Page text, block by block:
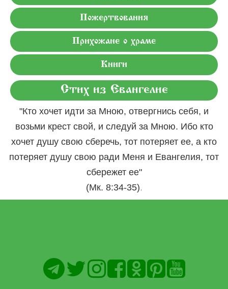
Пожертвования
Прихожане о храме
Книги
Стих из Евангелие
"Кто хочет идти за Мною, отвергнись себя, и
возьми крест свой, и следуй за Мною. Ибо кто
хочет душу свою сберечь, тот потеряет ее, а кто
потеряет душу свою ради Меня и Евангелия, тот
сбережет ее"
(Мк. 8:34-35).